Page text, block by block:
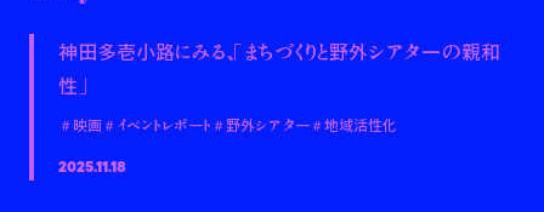
神田多壱小路にみる、「まちづくりと野外シアターの親和
性」
＃映画＃イベントレポート ＃野外シアター＃地域活性化
2025.11.18